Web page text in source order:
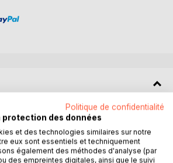
Laurent Hassid a toujours pensé
où il se rendrait en Yougoslavie, ce
en franchissant l'un des cols du
d'intimidant lacets. Il en avait
Politique de confidentialité
protection des données
et des technologies similaires sur notre
eux sont essentiels et techniquement
également des méthodes d'analyse (par
des empreintes digitales, ainsi que le suivi